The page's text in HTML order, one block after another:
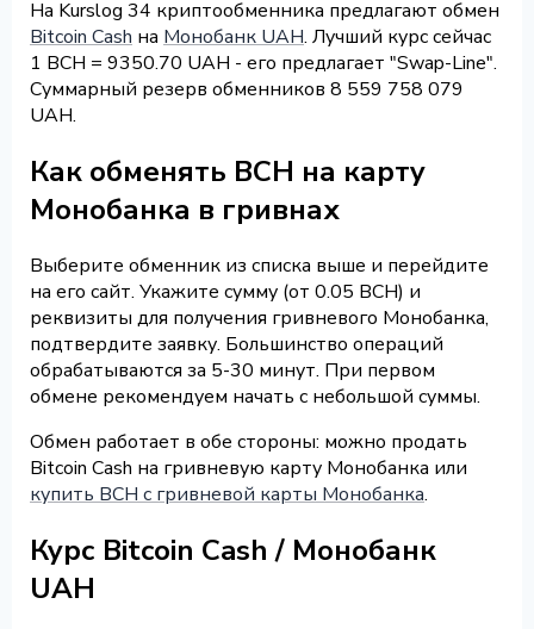
На Kurslog 34 криптообменника предлагают обмен
Bitcoin Cash на Монобанк UAH. Лучший курс сейчас
1 BCH = 9350.70 UAH - его предлагает "Swap-Line".
Суммарный резерв обменников 8 559 758 079
UAH.
Как обменять BCH на карту
Монобанка в гривнах
Выберите обменник из списка выше и перейдите
на его сайт. Укажите сумму (от 0.05 BCH) и
реквизиты для получения гривневого Монобанка,
подтвердите заявку. Большинство операций
обрабатываются за 5-30 минут. При первом
обмене рекомендуем начать с небольшой суммы.
Обмен работает в обе стороны: можно продать
Bitcoin Cash на гривневую карту Монобанка или
купить BCH с гривневой карты Монобанка.
Курс Bitcoin Cash / Монобанк
UAH